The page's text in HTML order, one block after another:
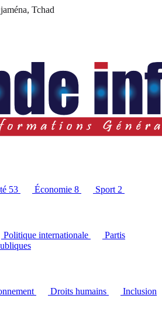
Tchad
53 Économie 8 Sport 2
Politique internationale
Partis
Droits humains
Inclusion